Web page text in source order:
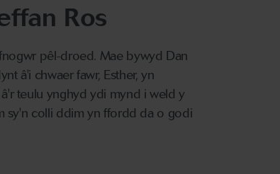
Ros
pêl-droed. Mae bywyd Dan
â'i chwaer fawr, Esther, yn
teulu ynghyd ydi mynd i weld y
sy'n colli ddim yn ffordd da o godi